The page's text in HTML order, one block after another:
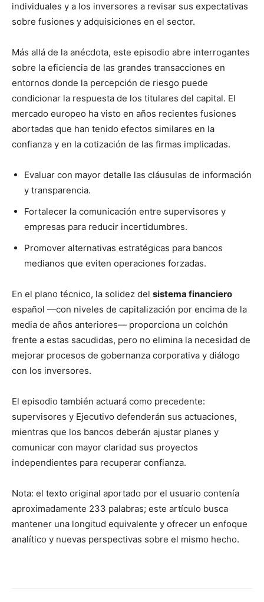
individuales y a los inversores a revisar sus expectativas
sobre fusiones y adquisiciones en el sector.
Más allá de la anécdota, este episodio abre interrogantes
sobre la eficiencia de las grandes transacciones en
entornos donde la percepción de riesgo puede
condicionar la respuesta de los titulares del capital. El
mercado europeo ha visto en años recientes fusiones
abortadas que han tenido efectos similares en la
confianza y en la cotización de las firmas implicadas.
Evaluar con mayor detalle las cláusulas de información
y transparencia.
Fortalecer la comunicación entre supervisores y
empresas para reducir incertidumbres.
Promover alternativas estratégicas para bancos
medianos que eviten operaciones forzadas.
En el plano técnico, la solidez del sistema financiero
español —con niveles de capitalización por encima de la
media de años anteriores— proporciona un colchón
frente a estas sacudidas, pero no elimina la necesidad de
mejorar procesos de gobernanza corporativa y diálogo
con los inversores.
El episodio también actuará como precedente:
supervisores y Ejecutivo defenderán sus actuaciones,
mientras que los bancos deberán ajustar planes y
comunicar con mayor claridad sus proyectos
independientes para recuperar confianza.
Nota: el texto original aportado por el usuario contenía
aproximadamente 233 palabras; este artículo busca
mantener una longitud equivalente y ofrecer un enfoque
analítico y nuevas perspectivas sobre el mismo hecho.